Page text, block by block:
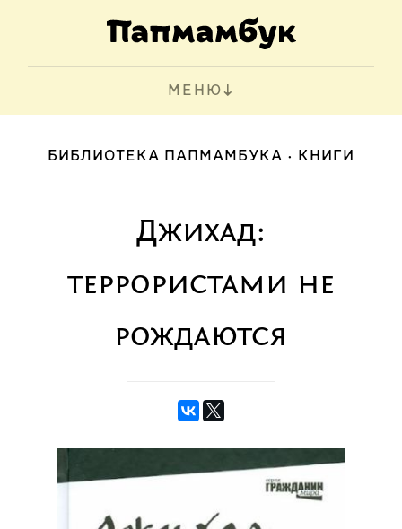
МЕНЮ
БИБЛИОТЕКА ПАПМАМБУКА КНИГИ
Джихад:
террористами не
рождаются